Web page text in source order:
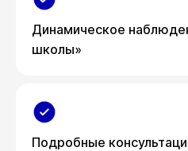
Динамическое
школы»
Подробные